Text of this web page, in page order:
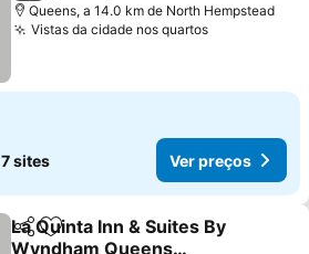
Queens, a 14.0 km de North Hempstead
Vistas da cidade nos quartos
7 sites Ver preços
PartilharAdicionar aos favoritos
La Quinta Inn & Suites By
Wyndham Queens